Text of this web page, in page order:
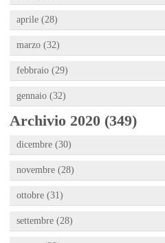
aprile (28)
marzo (32)
febbraio (29)
gennaio (32)
Archivio 2020 (349)
dicembre (30)
novembre (28)
ottobre (31)
settembre (28)